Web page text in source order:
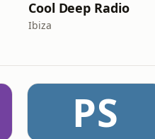
Cool Deep Radio
Ibiza
PS